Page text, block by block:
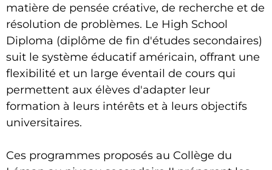
matière de pensée créative, de recherche et de
résolution de problèmes. Le High School
Diploma (diplôme de fin d'études secondaires)
suit le système éducatif américain, offrant une
flexibilité et un large éventail de cours qui
permettent aux élèves d'adapter leur
formation à leurs intérêts et à leurs objectifs
universitaires.
Ces programmes proposés au Collège du